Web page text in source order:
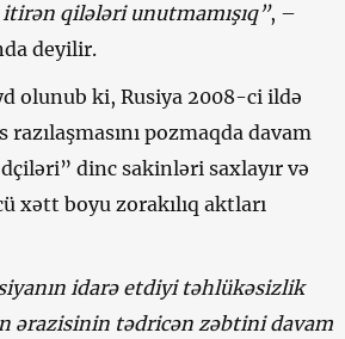
qilələri unutmamışıq”, –
deyilir.
olunub ki, Rusiya 2008-ci ildə
pozmaqda davam
dinc sakinləri saxlayır və
xətt boyu zorakılıq aktları
idarə etdiyi təhlükəsizlik
ərazisinin tədricən zəbtini davam